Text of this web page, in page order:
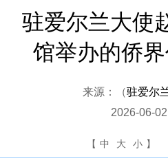
驻爱尔兰大使
馆举办的侨
来源：（驻爱尔
2026-06-
【 中 大 小 】